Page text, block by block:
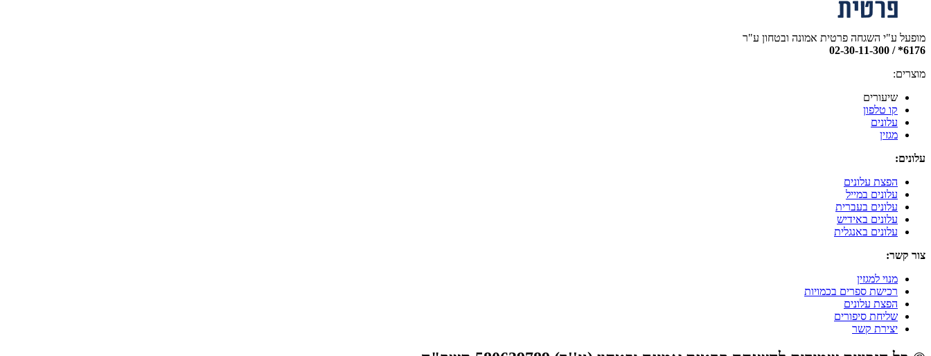
מופעל ע"י השגחה פרטית אמונה ובטחון ע"ר
6176* / 02-30-11-300
מוצרים:
שיעורים
קו טלפון
עלונים
מגזין
עלונים:
הפצת עלונים
עלונים במייל
עלונים בעברית
עלונים באידיש
עלונים באנגלית
צור קשר:
מנוי למגזין
רכישת ספרים בכמויות
הפצת עלונים
שליחת סיפורים
יצירת קשר